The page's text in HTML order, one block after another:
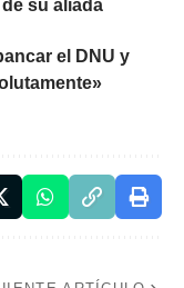
su aliada
el DNU y